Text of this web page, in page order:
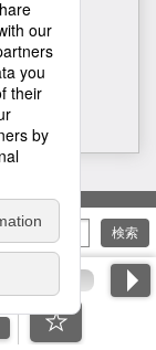
検索